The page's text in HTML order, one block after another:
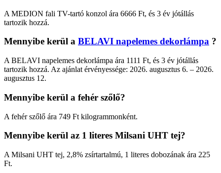
A MEDION fali TV-tartó konzol ára 6666 Ft, és 3 év jótállás
tartozik hozzá.
Mennyibe kerül a BELAVI napelemes dekorlámpa ?
A BELAVI napelemes dekorlámpa ára 1111 Ft, és 3 év jótállás
tartozik hozzá. Az ajánlat érvényessége: 2026. augusztus 6. – 2026.
augusztus 12.
Mennyibe kerül a fehér szőlő?
A fehér szőlő ára 749 Ft kilogrammonként.
Mennyibe kerül az 1 literes Milsani UHT tej?
A Milsani UHT tej, 2,8% zsírtartalmú, 1 literes dobozának ára 225
Ft.